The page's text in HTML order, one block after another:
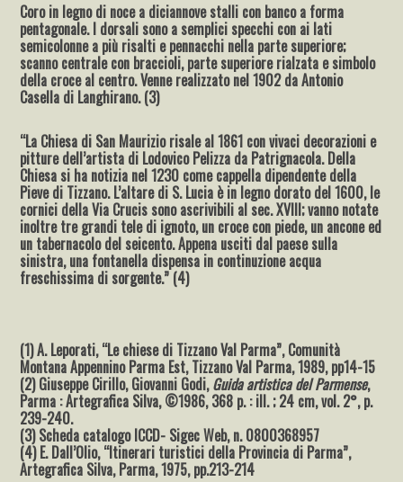
Coro in legno di noce a diciannove stalli con banco a forma
pentagonale. I dorsali sono a semplici specchi con ai lati
semicolonne a più risalti e pennacchi nella parte superiore;
scanno centrale con braccioli, parte superiore rialzata e simbolo
della croce al centro. Venne realizzato nel 1902 da Antonio
Casella di Langhirano. (3)
“La Chiesa di San Maurizio risale al 1861 con vivaci decorazioni e
pitture dell’artista di Lodovico Pelizza da Patrignacola. Della
Chiesa si ha notizia nel 1230 come cappella dipendente della
Pieve di Tizzano. L’altare di S. Lucia è in legno dorato del 1600, le
cornici della Via Crucis sono ascrivibili al sec. XVIII; vanno notate
inoltre tre grandi tele di ignoto, un croce con piede, un ancone ed
un tabernacolo del seicento. Appena usciti dal paese sulla
sinistra, una fontanella dispensa in continuzione acqua
freschissima di sorgente.” (4)
(1) A. Leporati, “Le chiese di Tizzano Val Parma”, Comunità
Montana Appennino Parma Est, Tizzano Val Parma, 1989, pp14-15
(2) Giuseppe Cirillo, Giovanni Godi,Guida artistica del Parmense,
Parma : Artegrafica Silva, ©1986, 368 p. : ill. ; 24 cm, vol. 2°, p.
239-240.
(3) Scheda catalogo ICCD- Sigec Web, n. 0800368957
(4) E. Dall’Olio, “Itinerari turistici della Provincia di Parma”,
Artegrafica Silva, Parma, 1975, pp.213-214